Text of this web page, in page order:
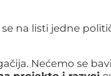
se na listi jedne
Nećemo se